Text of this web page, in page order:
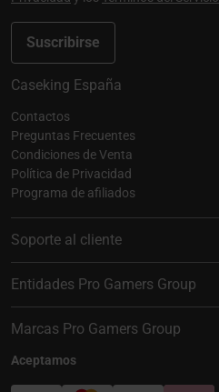
Suscribirse
Caseking España
Contactos
Preguntas Frecuentes
Condiciones de Venta
Política de Privacidad
Programa de afiliados
Soporte al cliente
Entidades Pro Gamers Group
Marcas Pro Gamers Group
Aceptamos